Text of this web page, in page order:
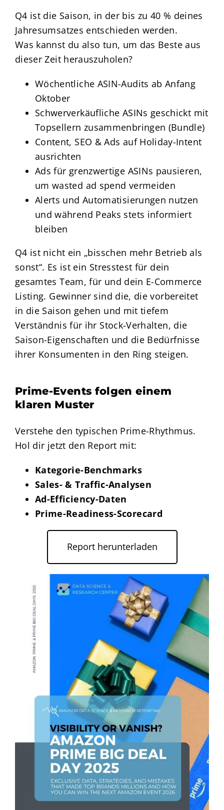
Q4 ist die Saison, in der bis zu 40 % deines
Jahresumsatzes entschieden werden.
Was kannst du also tun, um das Beste aus
dieser Zeit herauszuholen?
Wöchentliche ASIN-Audits ab Anfang
Oktober
Schwerverkäufliche ASINs geschickt mit
Topsellern zusammenbringen (Bundle)
Content, SEO & Ads auf Holiday-Intent
ausrichten
Ads für grenzwertige ASINs pausieren,
um wasted ad spend vermeiden
Alerts und Automatisierungen nutzen
und während Peaks stets informiert
bleiben
Q4 ist nicht ein „bisschen mehr Betrieb als
sonst“. Es ist ein Stresstest für dein
gesamtes Team, für und dein E-Commerce
Listing. Gewinner sind die, die vorbereitet
in die Saison gehen und mit tiefem
Verständnis für ihr Stock-Verhalten, die
Saison-Eigenschaften und die Bedürfnisse
ihrer Konsumenten in den Ring steigen.
Prime-Events folgen einem
klaren Muster
Verstehe den typischen Prime-Rhythmus.
Hol dir jetzt den Report mit:
Kategorie-Benchmarks
Sales- & Traffic-Analysen
Ad-Efficiency-Daten
Prime-Readiness-Scorecard
Report herunterladen